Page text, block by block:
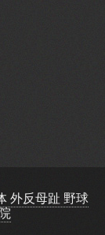
外反母趾 野球